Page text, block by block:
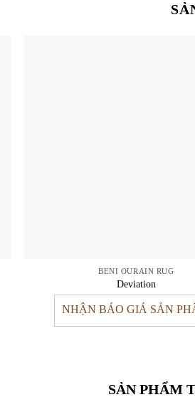
BENI OURAIN RUG
Deviation
NHẬN BÁO GIÁ SẢN
SẢN PHẨM